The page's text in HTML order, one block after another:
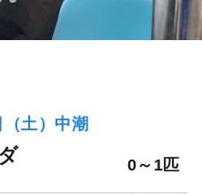
土）中潮
0～1匹